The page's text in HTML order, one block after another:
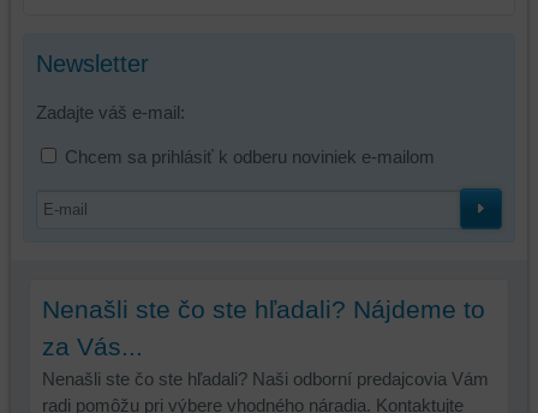
Newsletter
Zadajte váš e-mail:
Chcem sa prihlásiť k odberu noviniek e-mailom
Nenašli ste čo ste hľadali? Nájdeme to
za Vás...
Nenašli ste čo ste hľadali? Naši odborní predajcovia Vám
radi pomôžu pri výbere vhodného náradia. Kontaktujte